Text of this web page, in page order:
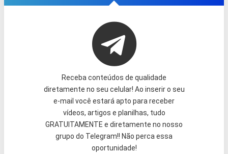
Receba conteúdos de qualidade
diretamente no seu celular! Ao inserir o seu
e-mail você estará apto para receber
vídeos, artigos e planilhas, tudo
GRATUITAMENTE e diretamente no nosso
grupo do Telegram!! Não perca essa
oportunidade!